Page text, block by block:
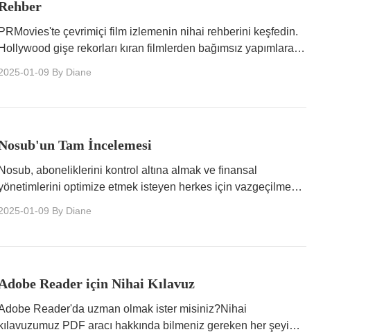
PRMovies'te çevrimiçi film izlemenin nihai rehberini keşfedin.
Hollywood gişe rekorları kıran filmlerden bağımsız yapımlara
erişeceğinizi öğrenin.
01-09 By Diane
Tam İncelemesi
Nosub, aboneliklerini kontrol altına almak ve finansal
optimize etmek isteyen herkes için vazgeçilmez
01-09 By Diane
Reader için Nihai Kılavuz
Reader'da uzman olmak ister misiniz?Nihai
kılavuzumuz PDF aracı hakkında bilmeniz gereken her şeyi